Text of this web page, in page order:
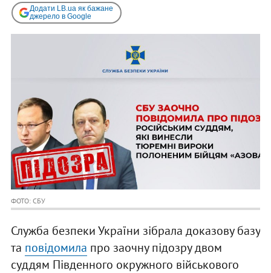
Додати LB.ua як бажане
джерело в Google
ФОТО: СБУ
Служба безпеки України зібрала доказову базу
та повідомила про заочну підозру двом
суддям Південного окружного військового